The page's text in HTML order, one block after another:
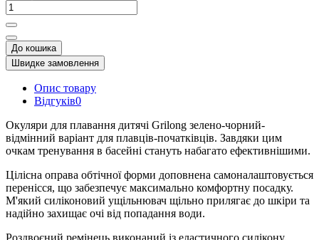
До кошика
Швидке замовлення
Опис товару
Відгуків0
Окуляри для плавання дитячі Grilong зелено-чорний-
відмінний варіант для плавців-початківців. Завдяки цим
очкам тренування в басейні стануть набагато ефективнішими.
Цілісна оправа обтічної форми доповнена самоналаштовується
перенісся, що забезпечує максимально комфортну посадку.
М'який силіконовий ущільнювач щільно прилягає до шкіри та
надійно захищає очі від попадання води.
Роздвоєний ремінець виконаний із еластичного силікону.